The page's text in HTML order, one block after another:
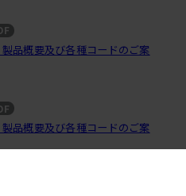
品概要及び各種コードのご案
品概要及び各種コードのご案